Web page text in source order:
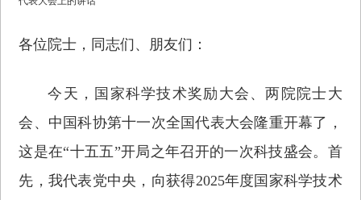
各位院士，同志们、朋友们：
今天，国家科学技术奖励大会、两院院士大
会、中国科协第十一次全国代表大会隆重开幕了，
这是在“十五五”开局之年召开的一次科技盛会。首
先，我代表党中央，向获得2025年度国家科学技术